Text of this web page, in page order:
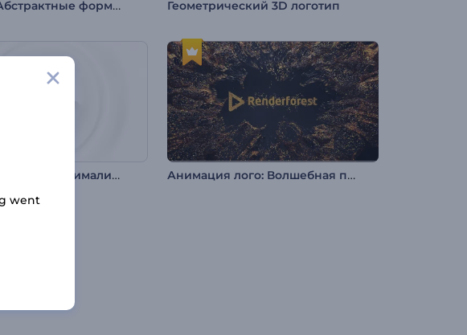
Логотип "Абстрактные формы" Геометрический 3D логотип
Интро: Движение минималистичных линий Анимация лого: Волшебная пыль
went